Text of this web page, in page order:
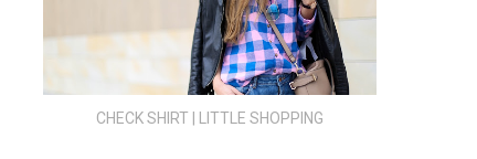
CHECK SHIRT | LITTLE SHOPPING